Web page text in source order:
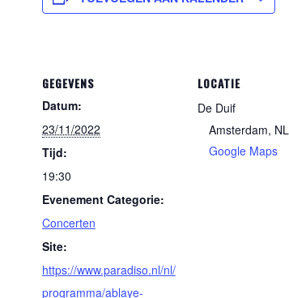
GEGEVENS
Datum:
23/11/2022
Tijd:
19:30
Evenement Categorie:
Concerten
Site:
https://www.paradiso.nl/nl/
programma/ablaye-
LOCATIE
De Duif
Amsterdam, NL
Google Maps